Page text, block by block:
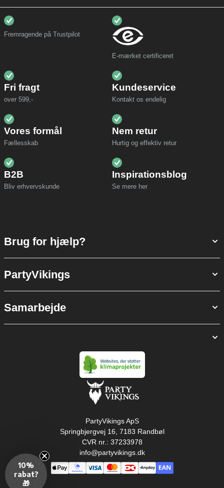
Fremragende på Trustpilot
E-mærket certificeret
Fri fragt
over 599,-
Kundeservice
Kontakt os endelig
Vores formål
Fællesskab
Nem retur
Hurtig og effektiv retur
B2B
Bliv erhvervskunde
Inspirationsblog
Se mere her
Brug for hjælp?
PartyVikings
Samarbejde
PartyVikings ApS
Springbjergvej 16, 7183 Randbøl
CVR nr.: 37233978
info@partyvikings.dk
10%
rabat?
🎁